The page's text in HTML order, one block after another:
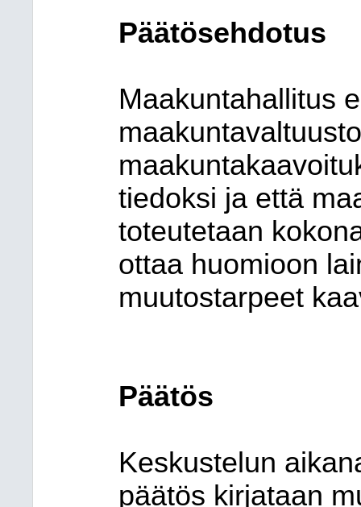
Päätösehdotus
Maakuntahallitus
tiedoksi ja että
toteutetaan
ottaa huomioon
muutostarpeet
Päätös
Keskustelun
päätös kirjataan